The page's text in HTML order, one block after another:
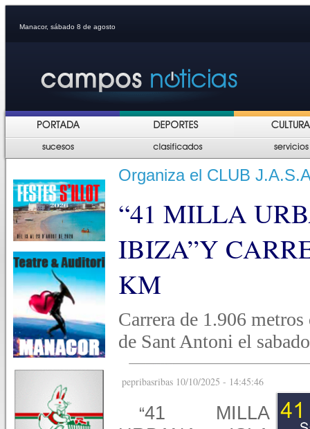
Manacor, sábado 8 de agosto
Organiza el CLUB
“41 MILLA
IBIZA”Y
KM
Carrera de 1.906
de Sant Antoni el
pepribasribas 10/10/2025 - 14:45:46
“41 MILLA